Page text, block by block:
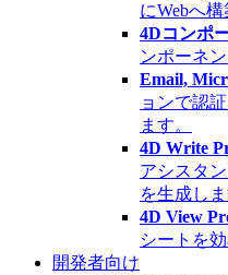
にWebへ
4Dコンポ
ンポーネ
Email,
ョンで認
ます。
4D Write
アシスタ
を生成しま
4D View
シートを
開発者向け